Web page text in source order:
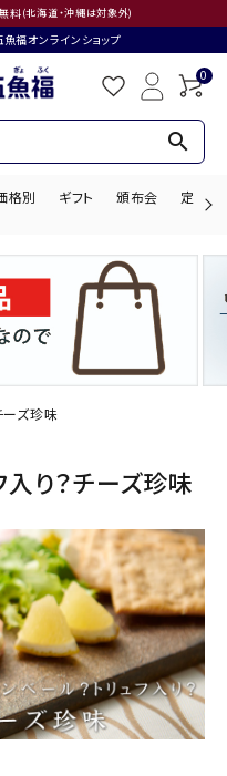
料(北海道・沖縄は対象外)
福オンラインショップ
0
search
格別 ギフト 頒布会 定期購
search
ーズ珍味
入り？チーズ珍味